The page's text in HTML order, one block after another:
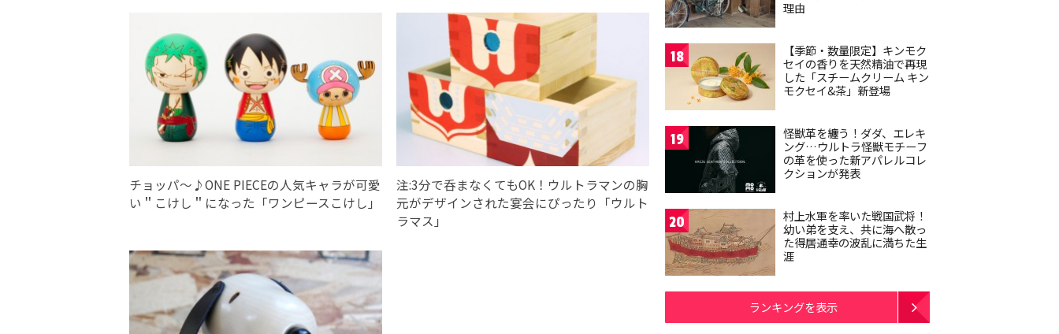
チョッパ〜♪ONE PIECEの人気キャラが可愛
い＂こけし＂になった「ワンピースこけし」
注:3分で呑まなくてもOK！ウルトラマンの胸
元がデザインされた宴会にぴったり「ウルト
ラマス」
理由
18
【季節・数量限定】キンモク
セイの香りを天然精油で再現
した「スチームクリーム キン
モクセイ&茶」新登場
19
怪獣革を纏う！ダダ、エレキ
ング…ウルトラ怪獣モチーフ
の革を使った新アパレルコレ
クションが発表
20
村上水軍を率いた戦国武将！
幼い弟を支え、共に海へ散っ
た得居通幸の波乱に満ちた生
涯
ランキングを表示